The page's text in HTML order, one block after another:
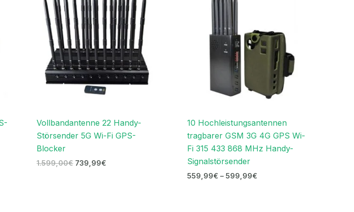
Vollbandantenne 22 Handy-
Störsender 5G Wi-Fi GPS-
Blocker
1.599,00€ 739,99€
10 Hochleistungsantennen
tragbarer GSM 3G 4G GPS Wi-
Fi 315 433 868 MHz Handy-
Signalstörsender
559,99€ –599,99€